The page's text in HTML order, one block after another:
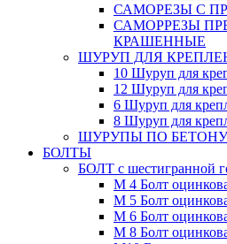
САМОРЕЗЫ С
САМОРРЕЗЫ
КРАШЕННЫЕ
ШУРУП ДЛЯ
10 Шуруп для
12 Шуруп для
6 Шуруп для
8 Шуруп для
ШУРУПЫ ПО БЕТОНУ
БОЛТЫ
БОЛТ с шестигранной
М 4 Болт
М 5 Болт
М 6 Болт
М 8 Болт